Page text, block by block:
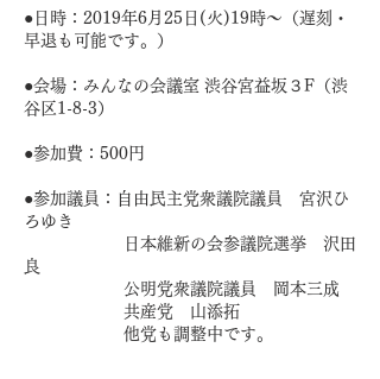
●日時：2019年6月25日(火)19時～（遅刻・
早退も可能です。）
●会場：みんなの会議室 渋谷宮益坂３F（渋
谷区1-8-3）
●参加費：500円
●参加議員：自由民主党衆議院議員 宮沢ひ
ろゆき
日本維新の会参議院選挙 沢田
良
公明党衆議院議員 岡本三成
共産党 山添拓
他党も調整中です。